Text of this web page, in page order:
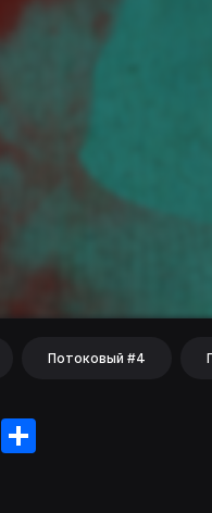
Потоковый #4
WeChat